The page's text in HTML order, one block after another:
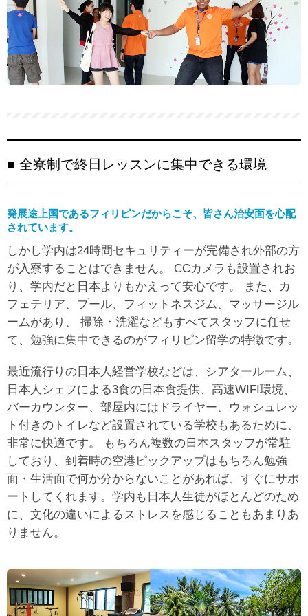
■ 全寮制で終日レッスンに集中できる環境
発展途上国であるフィリピンだからこそ、皆さん治安面を心配
されています。
しかし学内は24時間セキュリティーが完備され外部の方
が入寮することはできません。 CCカメラも設置されお
り、学内だと日本よりもかえって安心です。 また、カ
フェテリア、プール、フィットネスジム、マッサージル
ームがあり、 掃除・洗濯などもすべてスタッフに任せ
て、勉強に集中できるのがフィリピン留学の特徴です。
最近流行りの日本人経営学校などは、シアタールーム、
日本人シェフによる3食の日本食提供、高速WIFI環境、
バーカウンター、部屋内にはドライヤー、ウォシュレッ
ト付きのトイレなど設置されている学校もあるために、
非常に快適です。 もちろん複数の日本スタッフが常駐
しており、到着時の空港ピックアップはもちろん勉強
面・生活面で何か分からないことがあれば、すぐにサポ
ートしてくれます。学内も日本人生徒がほとんどのため
に、文化の違いによるストレスを感じることもあまりあ
りません。